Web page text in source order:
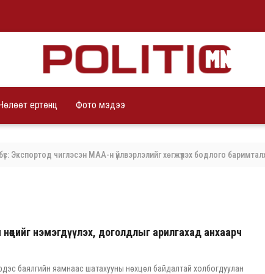
ертөнц Фото мэдээ
чиглэсэн МАА-н үйлвэрлэлийг хөгжүүлэх бодлого баримталж байна
нэмэгдүүлэх, доголдлыг арилгахад анхаарч
баялгийн яамнаас шатахууны нөхцөл байдалтай холбогдуулан